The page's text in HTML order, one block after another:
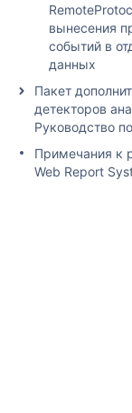
вынесения
событий в
данных
Пакет
детекторов
Руководство
Примечания к
Web Report